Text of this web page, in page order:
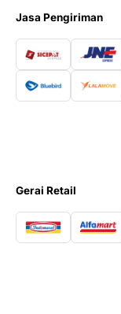
Jasa Pengiriman
Gerai Retail